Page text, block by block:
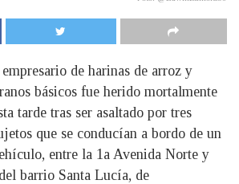
de harinas de arroz y
básicos fue herido mortalmente
tarde tras ser asaltado por tres
que se conducían a bordo de un
entre la 1a Avenida Norte y
barrio Santa Lucía, de